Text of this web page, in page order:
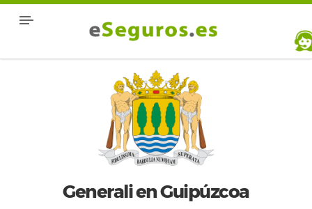
Generali en Guipúzcoa